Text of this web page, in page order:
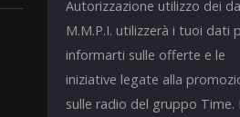
Autorizzazione utilizzo dei
M.M.P.I. utilizzerà i tuoi dati
informarti sulle offerte e le
iniziative legate alla
sulle radio del gruppo Time.